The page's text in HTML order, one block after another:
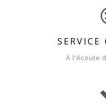
SERVICE
À l'écoute